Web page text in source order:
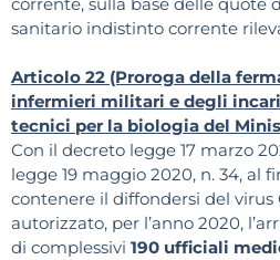
sanitario indistinto corrente
Articolo 22 (Proroga della
infermieri militari e degli
tecnici per la biologia del
Con il decreto legge 17 marzo
legge 19 maggio 2020, n. 34, al
contenere il diffondersi del virus
autorizzato, per l’anno 2020,
di complessivi 190 ufficiali